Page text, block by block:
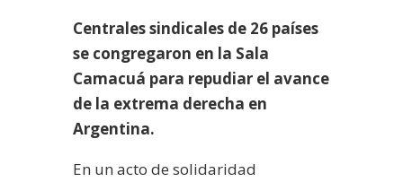
Centrales sindicales de 26 países
se congregaron en la Sala
Camacuá para repudiar el avance
de la extrema derecha en
Argentina.
En un acto de solidaridad